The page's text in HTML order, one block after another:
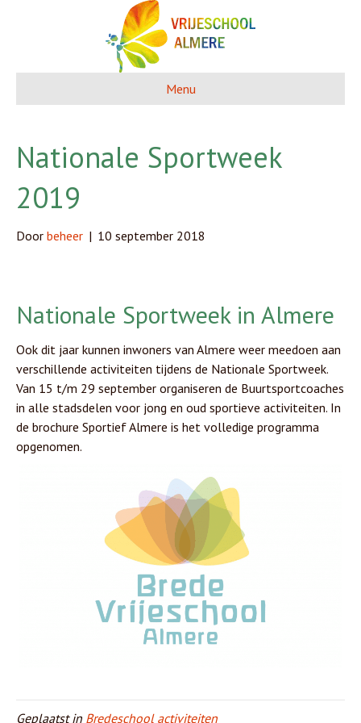
Menu
Nationale Sportweek
2019
Door beheer | 10 september 2018
Nationale Sportweek in Almere
Ook dit jaar kunnen inwoners van Almere weer meedoen aan
verschillende activiteiten tijdens de Nationale Sportweek.
Van 15 t/m 29 september organiseren de Buurtsportcoaches
in alle stadsdelen voor jong en oud sportieve activiteiten. In
de brochure SportiefAlmere is het volledige programma
opgenomen.
Geplaatst in Bredeschool activiteiten